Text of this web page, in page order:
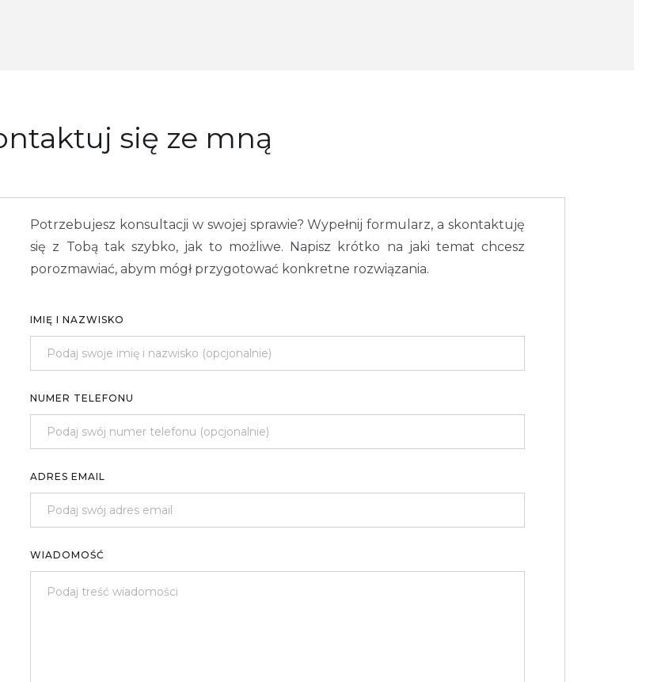
się ze mną
Potrzebujesz konsultacji w swojej sprawie? Wypełnij formularz, a skontaktuję
się z Tobą tak szybko, jak to możliwe. Napisz krótko na jaki temat chcesz
porozmawiać, abym mógł przygotować konkretne rozwiązania.
IMIĘ I NAZWISKO
NUMER TELEFONU
ADRES EMAIL
WIADOMOŚĆ